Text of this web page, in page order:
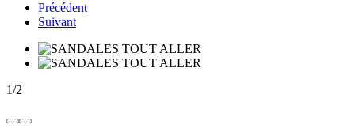
Précédent
Suivant
1/2